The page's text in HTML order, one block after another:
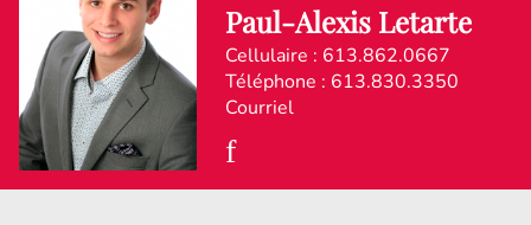
Paul-Alexis Letarte
Cellulaire : 613.862.0667
Téléphone : 613.830.3350
Courriel